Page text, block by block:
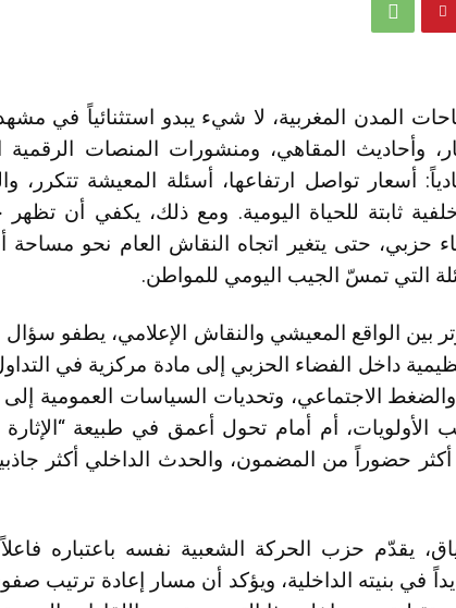
المدن المغربية، لا شيء يبدو استثنائياً في
وأحاديث المقاهي، ومنشورات المنصات الرقمية
أسعار تواصل ارتفاعها، أسئلة المعيشة تتكرر،
ثابتة للحياة اليومية. ومع ذلك، يكفي أن
حزبي، حتى يتغير اتجاه النقاش العام نحو مساحة
التي تمسّ الجيب اليومي للمواطن.
بين الواقع المعيشي والنقاش الإعلامي، يطفو
داخل الفضاء الحزبي إلى مادة مركزية في التداول
والضغط الاجتماعي، وتحديات السياسات العمومية
الأولويات، أم أمام تحول أعمق في طبيعة “الإثارة
حضوراً من المضمون، والحدث الداخلي أكثر
يقدّم حزب الحركة الشعبية نفسه باعتباره
في بنيته الداخلية، ويؤكد أن مسار إعادة ترتيب